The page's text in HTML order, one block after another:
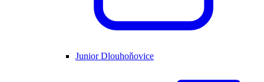
Junior Dlouhoňovice